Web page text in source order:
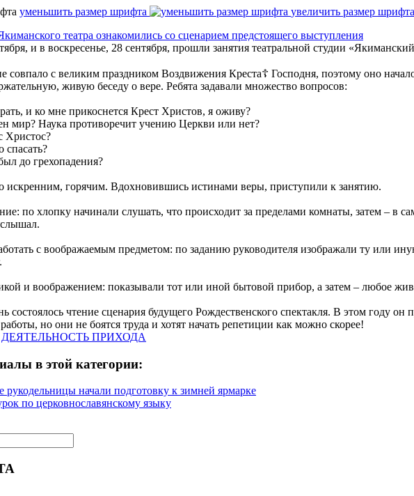
уменьшить размер шрифта увеличить размер шрифта
и в воскресенье, 28 сентября, прошли занятия театральной студии
совпало с великим праздником Воздвижения Креста☦️ Господня, поэтому оно
живую беседу о вере. Ребята задавали множество вопросов:
и ко мне прикоснется Крест Христов, я оживу?
мир? Наука противоречит учению Церкви или нет?
Христос?
спасать?
до грехопадения?
искренним, горячим. Вдохновившись истинами веры, приступили к занятию.
по хлопку начинали слушать, что происходит за пределами комнаты, затем – в
с воображаемым предметом: по заданию руководителя изображали ту или
и воображением: показывали тот или иной бытовой прибор, а затем – любое
состоялось чтение сценария будущего Рождественского спектакля. В этом году он
но они не боятся труда и хотят начать репетиции как можно скорее!
ДЕЯТЕЛЬНОСТЬ ПРИХОДА
в этой категории:
рукодельницы начали подготовку к зимней ярмарке
по церковнославянскому языку